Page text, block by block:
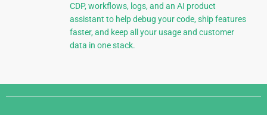
CDP, workflows, logs, and an AI product
assistant to help debug your code, ship features
faster, and keep all your usage and customer
data in one stack.
Django